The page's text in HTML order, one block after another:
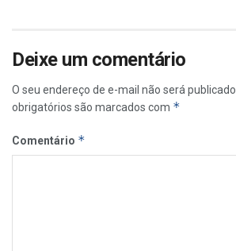
Deixe um comentário
O seu endereço de e-mail não será publicado.
obrigatórios são marcados com *
Comentário *